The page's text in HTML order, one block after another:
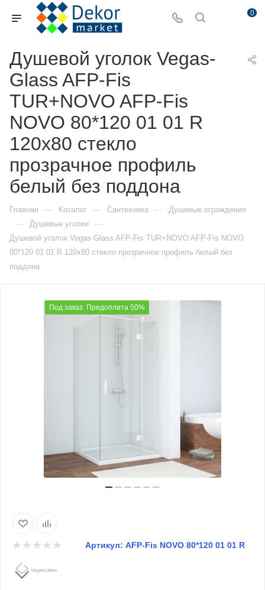
0
Душевой уголок Vegas-
Glass AFP-Fis
TUR+NOVO AFP-Fis
NOVO 80*120 01 01 R
120х80 стекло
прозрачное профиль
белый без поддона
Главная — Каталог — Сантехника — Душевые ограждения
— Душевые уголки —
Душевой уголок Vegas-Glass AFP-Fis TUR+NOVO AFP-Fis NOVO
80*120 01 01 R 120х80 стекло прозрачное профиль белый без
поддона
Под заказ. Предоплата 50%
Артикул: AFP-Fis NOVO 80*120 01 01 R